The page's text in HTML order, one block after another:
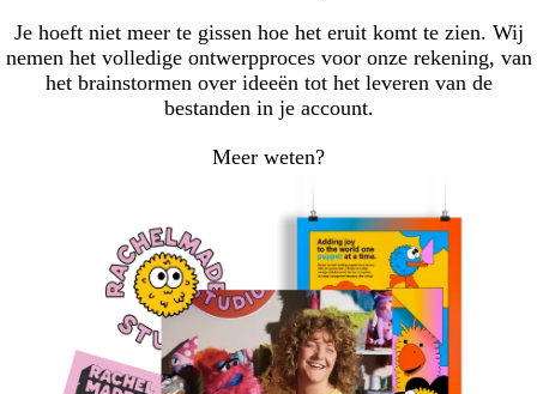
Je hoeft niet meer te gissen hoe het eruit komt te zien. Wij
nemen het volledige ontwerpproces voor onze rekening, van
het brainstormen over ideeën tot het leveren van de
bestanden in je account.
Meer weten?